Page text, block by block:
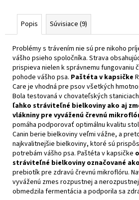
Popis Súvisiace (9)
Problémy s trávením nie sú pre nikoho
vášho psieho spoločníka. Strava
prispieva nielen k správnemu fungovaniu
pohode vášho psa. Paštéta v kapsičke
Care je vhodná pre psov všetkých
Bola testovaná v chovateľských staniciach
ľahko stráviteľné bielkoviny ako aj
vlákniny pre vyváženú črevnú
pomáha podporovať optimálnu kvalitu
Canin berie bielkoviny veľmi vážne, a
najkvalitnejšie bielkoviny, ktoré sú
potrebám vášho psa. Paštéta v kapsičke
stráviteľné bielkoviny označované ako
prebiotík pre zdravú črevnú mikroflóru.
vyváženú zmes rozpustnej a
obmedzila fermentácia a podporila sa